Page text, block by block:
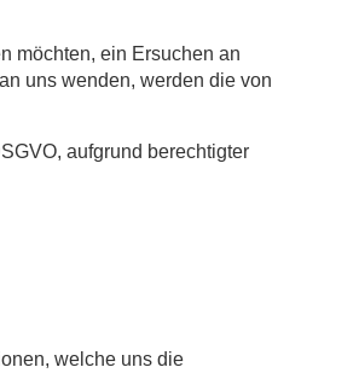
möchten, ein Ersuchen an
uns wenden, werden die von
aufgrund berechtigter
welche uns die